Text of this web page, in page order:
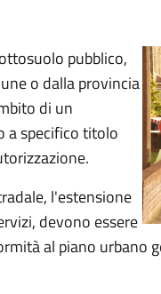
pubblico,
o dalla provincia
di un
a specifico titolo
l'estensione
devono essere
al piano urbano